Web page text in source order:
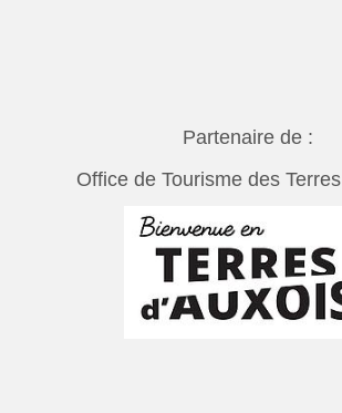
Partenaire de :
Office de Tourisme des